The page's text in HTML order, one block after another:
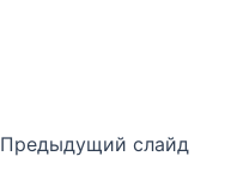
Предыдущий слайд